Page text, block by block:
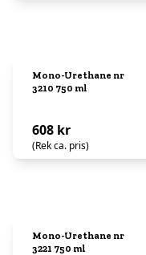
Mono-Urethane nr
3210 750 ml
608 kr
(Rek ca. pris)
Mono-Urethane nr
3221 750 ml